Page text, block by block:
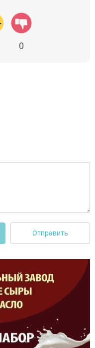
0
Отправить